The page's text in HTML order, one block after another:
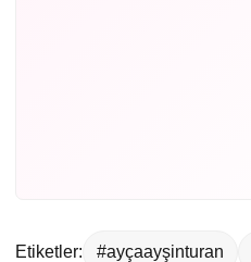
Etiketler: #ayçaayşinturan